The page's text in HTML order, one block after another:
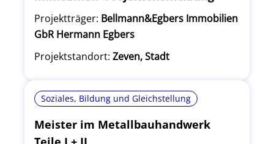
Projektträger: Bellmann&Egbers Immobilien
GbR Hermann Egbers
Projektstandort: Zeven, Stadt
Soziales, Bildung und Gleichstellung
Meister im Metallbauhandwerk